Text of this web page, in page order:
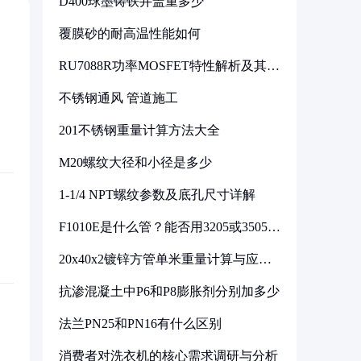
覆膜砂的耐高温性能如何
RU7088R功率MOSFET特性解析及其在
不锈钢通风 管道施工
201不锈钢重量计算方法大全
M20螺纹大径和小径是多少
1-1/4 NPT螺纹参数及底孔尺寸详解
F1010E是什么管？能否用3205或3505代
20x40x2镀锌方管单米重量计算与应用
抗渗混凝土中P6和P8膨胀剂分别加多少
法兰PN25和PN16有什么区别
消费者对洗衣机的核心需求调研与分析